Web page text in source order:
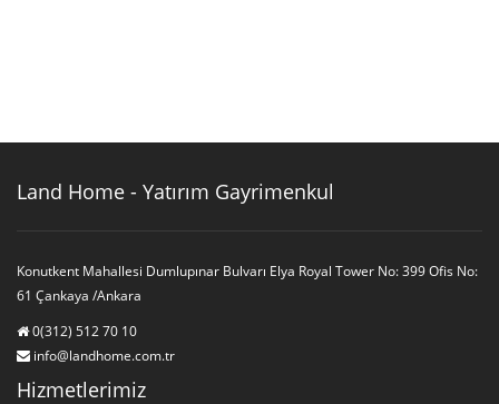
Land Home - Yatırım Gayrimenkul
Konutkent Mahallesi Dumlupınar Bulvarı Elya Royal Tower No: 399 Ofis No:
61 Çankaya /Ankara
0(312) 512 70 10
info@landhome.com.tr
Hizmetlerimiz